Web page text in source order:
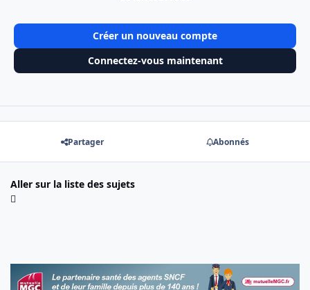
Créer un nouveau compte
Connectez-vous maintenant
Partager Abonnés
Aller sur la liste des sujets